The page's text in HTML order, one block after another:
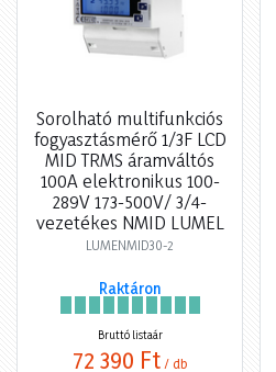
Sorolható multifunkciós
fogyasztásmérő 1/3F LCD
MID TRMS áramváltós
100A elektronikus 100-
289V 173-500V/ 3/4-
vezetékes NMID LUMEL
LUMENMID30-2
Raktáron
Bruttó listaár
72 390 Ft / db